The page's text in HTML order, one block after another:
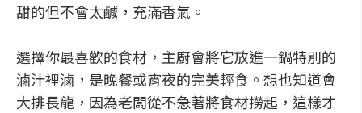
甜的但不會太鹹，充滿香氣。
選擇你最喜歡的食材，主廚會將它放進一鍋特別的
滷汁裡滷，是晚餐或宵夜的完美輕食。想也知道會
大排長龍，因為老闆從不急著將食材撈起，這樣才